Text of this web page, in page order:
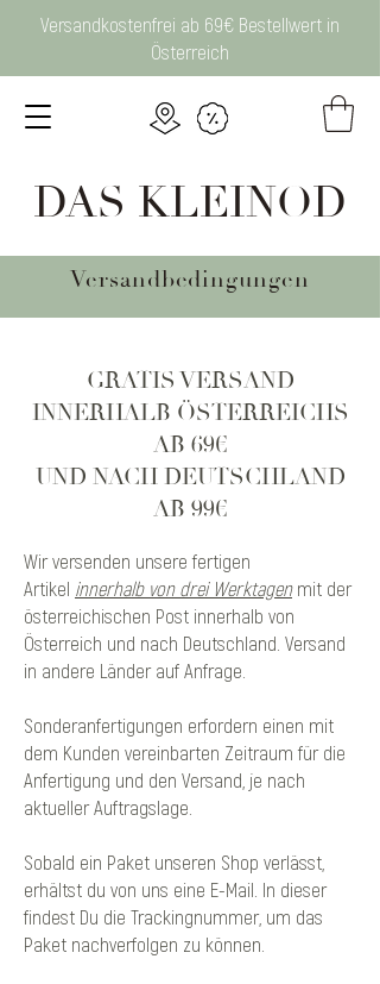
DAS KLEINOD
Versandkostenfrei ab 69€ Bestellwert in
Österreich
Versandbedingungen
GRATIS VERSAND
INNERHALB ÖSTERREICHS
AB 69€
UND NACH DEUTSCHLAND
AB 99€
Wir versenden unsere fertigen
Artikel innerhalb von drei Werktagenmit der
österreichischen Post innerhalb von
Österreich und nach Deutschland. Versand
in andere Länder auf Anfrage.
Sonderanfertigungen erfordern einen mit
dem Kunden vereinbarten Zeitraum für die
Anfertigung und den Versand, je nach
aktueller Auftragslage.
Sobald ein Paket unseren Shop verlässt,
erhältst du von uns eine E-Mail. In dieser
findest Du die Trackingnummer, um das
Paket nachverfolgen zu können.